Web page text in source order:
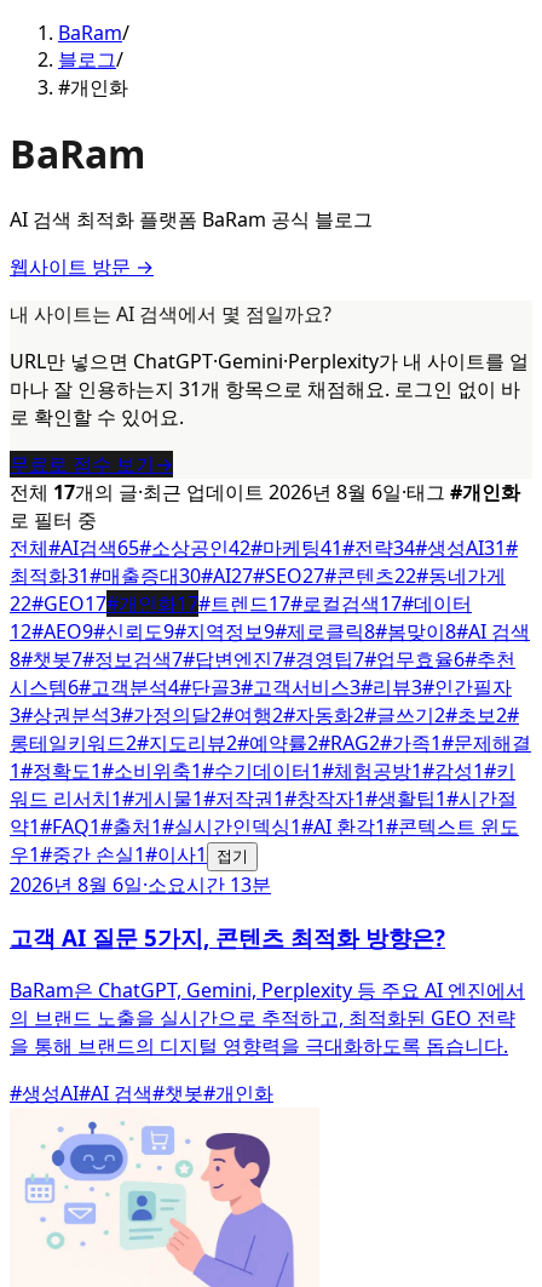
BaRam/
블로그/
#개인화
BaRam
AI 검색 최적화 플랫폼 BaRam 공식 블로그
웹사이트 방문 →
내 사이트는 AI 검색에서 몇 점일까요?
URL만 넣으면 ChatGPT·Gemini·Perplexity가 내 사이트를 얼
마나 잘 인용하는지 31개 항목으로 채점해요. 로그인 없이 바
로 확인할 수 있어요.
무료로 점수 보기→
전체 17개의 글·최근 업데이트 2026년 8월 6일·태그 #개인화
로 필터 중
전체#AI검색65#소상공인42#마케팅41#전략34#생성AI31#
최적화31#매출증대30#AI27#SEO27#콘텐츠22#동네가게
22#GEO17#개인화17#트렌드17#로컬검색17#데이터
12#AEO9#신뢰도9#지역정보9#제로클릭8#봄맞이8#AI 검색
8#챗봇7#정보검색7#답변엔진7#경영팁7#업무효율6#추천
시스템6#고객분석4#단골3#고객서비스3#리뷰3#인간필자
3#상권분석3#가정의달2#여행2#자동화2#글쓰기2#초보2#
롱테일키워드2#지도리뷰2#예약률2#RAG2#가족1#문제해결
1#정확도1#소비위축1#수기데이터1#체험공방1#감성1#키
워드 리서치1#게시물1#저작권1#창작자1#생활팁1#시간절
약1#FAQ1#출처1#실시간인덱싱1#AI 환각1#콘텍스트 윈도
우1#중간 손실1#이사1 접기
2026년 8월 6일·소요시간 13분
고객 AI 질문 5가지, 콘텐츠 최적화 방향은?
BaRam은 ChatGPT, Gemini, Perplexity 등 주요 AI 엔진에서
의 브랜드 노출을 실시간으로 추적하고, 최적화된 GEO 전략
을 통해 브랜드의 디지털 영향력을 극대화하도록 돕습니다.
#생성AI#AI 검색#챗봇#개인화